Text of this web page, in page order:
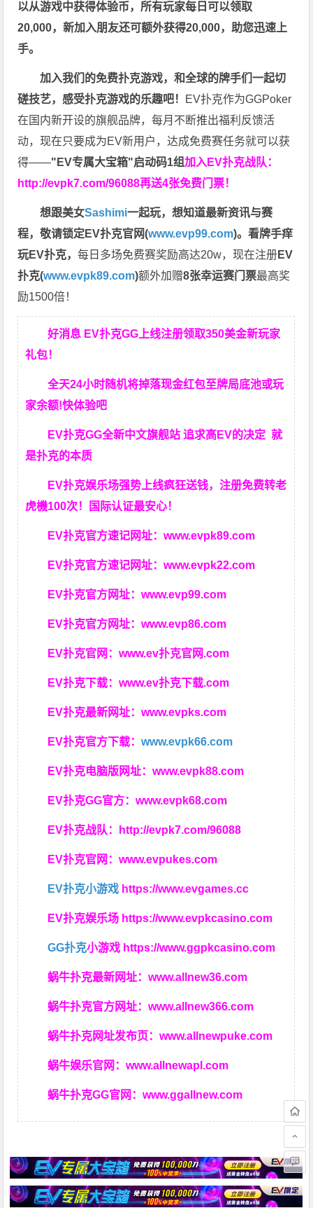
以从游戏中获得体验币，所有玩家每日可以领取
20,000，新加入朋友还可额外获得20,000，助您迅速上
手。
加入我们的免费扑克游戏，和全球的牌手们一起切
磋技艺，感受扑克游戏的乐趣吧！ EV扑克作为GGPoker
在国内新开设的旗舰品牌，每月不断推出福利反馈活
动，现在只要成为EV新用户，达成免费赛任务就可以获
得——"EV专属大宝箱"启动码1组加入EV扑克战队：
http://evpk7.com/96088再送4张免费门票！
想跟美女Sashimi一起玩，想知道最新资讯与赛
程，敬请锁定EV扑克官网(www.evp99.com)。看牌手痒
玩EV扑克，每日多场免费赛奖励高达20w，现在注册EV
扑克(www.evpk89.com)额外加赠8张幸运赛门票最高奖
励1500倍！
好消息 EV扑克GG上线注册领取350美金新玩家
礼包！
全天24小时随机将掉落现金红包至牌局底池或玩
家余额!快体验吧
EV扑克GG全新中文旗舰站 追求高EV 的决定就
是扑克的本质
EV扑克娱乐场强势上线疯狂送钱，注册免费转老
虎機100次！国际认证最安心！
EV扑克官方速记网址：www.evpk89.com
EV扑克官方速记网址：www.evpk22.com
EV扑克官方网址：www.evp99.com
EV扑克官方网址：www.evp86.com
EV扑克官网：www.ev扑克官网.com
EV扑克下载：www.ev扑克下载.com
EV扑克最新网址：www.evpks.com
EV扑克官方下载：www.evpk66.com
EV扑克电脑版网址：www.evpk88.com
EV扑克GG官方：www.evpk68.com
EV扑克战队： http://evpk7.com/96088
EV扑克官网：www.evpukes.com
EV扑克小游戏 https://www.evgames.cc
EV扑克娱乐场 https://www.evpkcasino.com
GG扑克小游戏 https://www.ggpkcasino.com
蜗牛扑克最新网址：www.allnew36.com
蜗牛扑克官方网址：www.allnew366.com
蜗牛扑克网址发布页：www.allnewpuke.com
蜗牛娱乐官网：www.allnewapl.com
蜗牛扑克GG官网：www.ggallnew.com